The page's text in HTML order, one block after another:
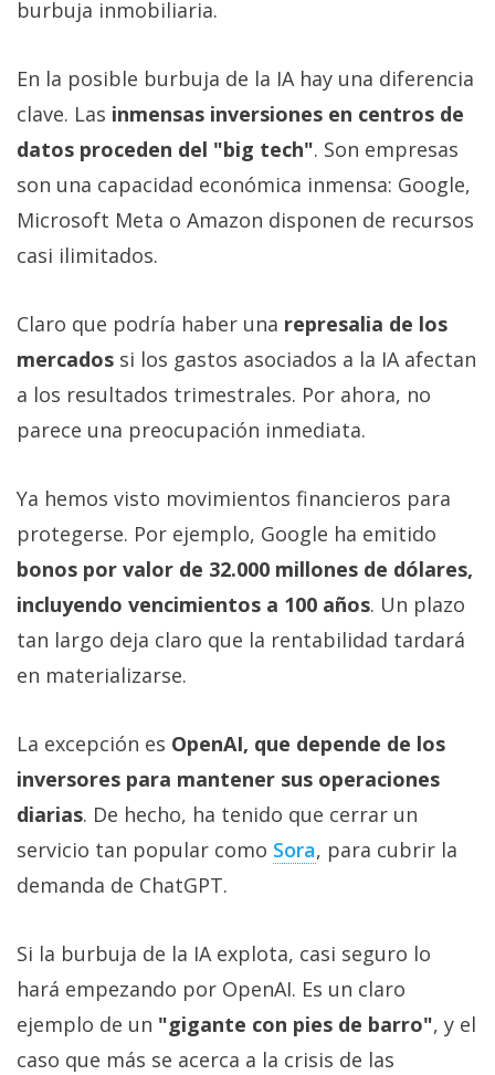
burbuja inmobiliaria.
En la posible burbuja de la IA hay una diferencia
clave. Las inmensas inversiones en centros de
datos proceden del "big tech". Son empresas
son una capacidad económica inmensa: Google,
Microsoft Meta o Amazon disponen de recursos
casi ilimitados.
Claro que podría haber una represalia de los
mercados si los gastos asociados a la IA afectan
a los resultados trimestrales. Por ahora, no
parece una preocupación inmediata.
Ya hemos visto movimientos financieros para
protegerse. Por ejemplo, Google ha emitido
bonos por valor de 32.000 millones de dólares,
incluyendo vencimientos a 100 años. Un plazo
tan largo deja claro que la rentabilidad tardará
en materializarse.
La excepción es OpenAI, que depende de los
inversores para mantener sus operaciones
diarias. De hecho, ha tenido que cerrar un
servicio tan popular como Sora‎, para cubrir la
demanda de ChatGPT.
Si la burbuja de la IA explota, casi seguro lo
hará empezando por OpenAI. Es un claro
ejemplo de un "gigante con pies de barro", y el
caso que más se acerca a la crisis de las